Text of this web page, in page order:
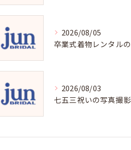
2026/08/05
2026/08/03